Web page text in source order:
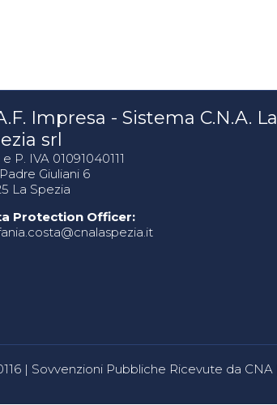
Impresa - Sistema C.N.A. La
srl
e P. IVA 01091040111
Giuliani 6
La Spezia
Protection Officer:
| Sovvenzioni Pubbliche Ricevute da CNA